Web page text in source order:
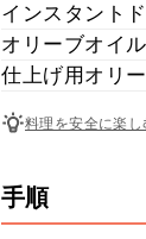
インスタント
オリーブオイル
仕上げ用オリ
料理を安全に楽
手順